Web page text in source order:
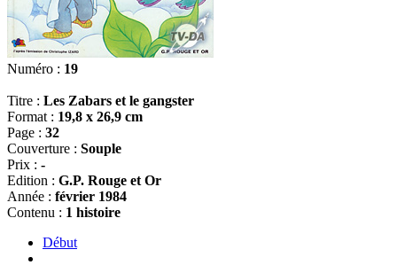
Numéro : 19
Titre : Les Zabars et le gangster
Format : 19,8 x 26,9 cm
Page : 32
Couverture : Souple
Prix : -
Edition : G.P. Rouge et Or
Année : février 1984
Contenu : 1 histoire
Début